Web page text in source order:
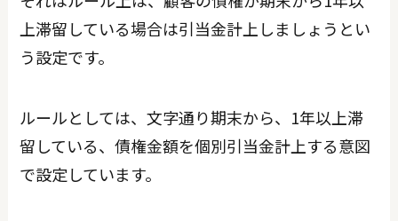
上滞留している場合は引当金計上しましょうとい
う設定です。
ルールとしては、文字通り期末から、1年以上滞
留している、債権金額を個別引当金計上する意図
で設定しています。